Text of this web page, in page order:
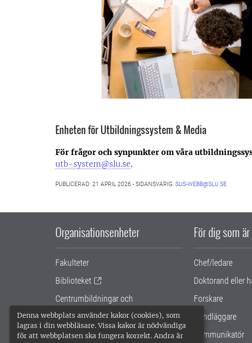
Denna webbplats använder kakor (cookies), som
lagras i din webbläsare. Vissa kakor är nödvändiga
för att webbplatsen ska fungera korrekt. Andra är
Enheten för Utbildningssystem & Media
För frågor och synpunkter om våra
utb-system@slu.se.
PUBLICERAD: 21 APRIL 2026 - SIDANSVARIG: SUS-WEBB@SLU.SE
Organisationsenheter
Fakulteter
Biblioteket
Centrumbildningar och
samarbetsprojekt
Gemensamma verksamhetsstödet
För dig som är
Chef/ledare
Doktorand eller
Forskare
Handläggare
Kommunikatör